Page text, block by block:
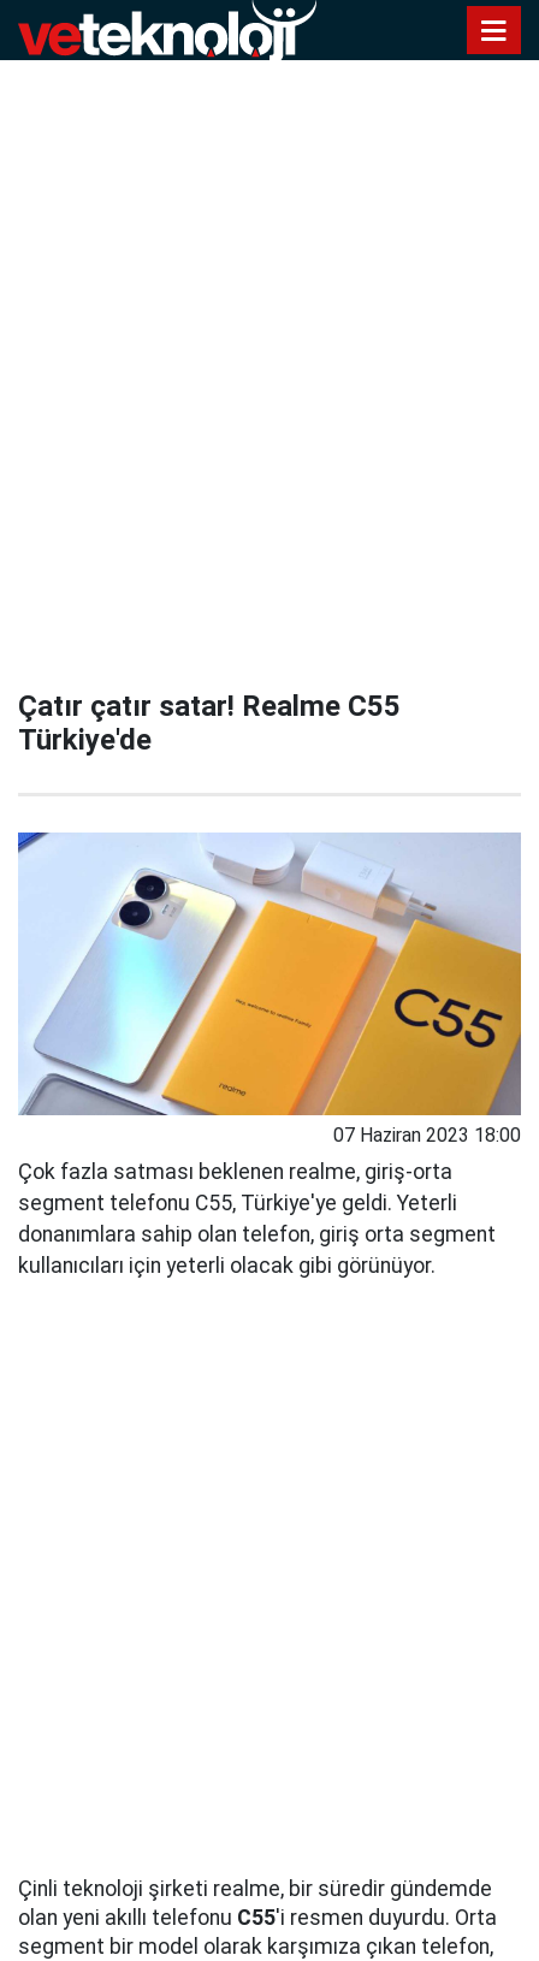
Çatır çatır satar! Realme C55
Türkiye'de
07 Haziran 2023 18:00
Çok fazla satması beklenen realme, giriş-orta
segment telefonu C55, Türkiye'ye geldi. Yeterli
donanımlara sahip olan telefon, giriş orta segment
kullanıcıları için yeterli olacak gibi görünüyor.
Çinli teknoloji şirketi realme, bir süredir gündemde
olan yeni akıllı telefonu C55'i resmen duyurdu. Orta
segment bir model olarak karşımıza çıkan telefon,